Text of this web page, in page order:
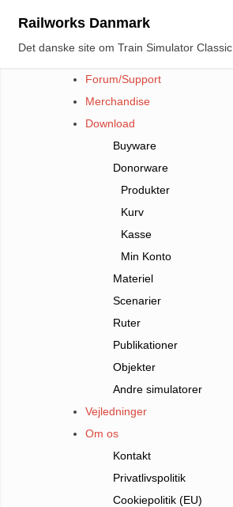
content
Railworks Danmark
Det danske site om Train Simulator Classic
Forum/Support
Merchandise
Download
Buyware
Donorware
Produkter
Kurv
Kasse
Min Konto
Materiel
Scenarier
Ruter
Publikationer
Objekter
Andre simulatorer
Vejledninger
Om os
Kontakt
Privatlivspolitik
Cookiepolitik (EU)